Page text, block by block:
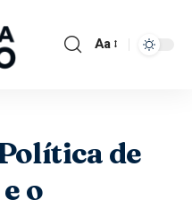
Aa
de
o